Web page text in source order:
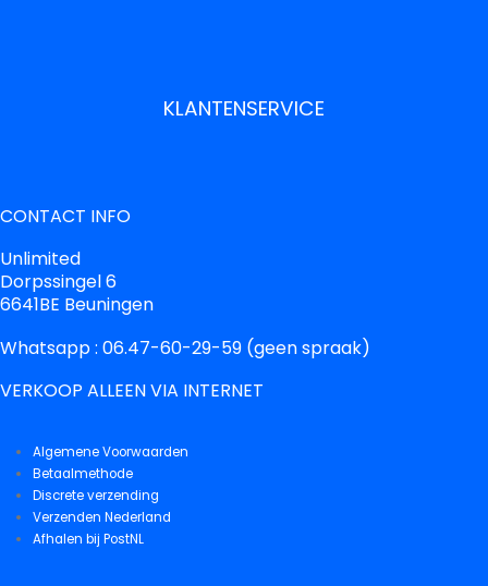
KLANTENSERVICE
CONTACT INFO
Unlimited
Dorpssingel 6
6641BE Beuningen
Whatsapp : 06.47-60-29-59 (geen spraak)
VERKOOP ALLEEN VIA INTERNET
Algemene Voorwaarden
Betaalmethode
Discrete verzending
Verzenden Nederland
Afhalen bij PostNL